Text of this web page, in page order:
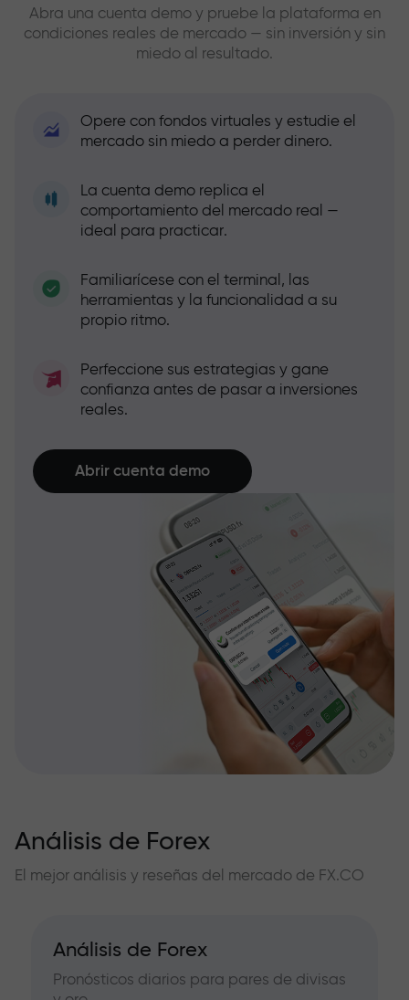
Abra una cuenta demo y pruebe la plataforma en
condiciones reales de mercado — sin inversión y sin
miedo al resultado.
Opere con fondos virtuales y estudie el
mercado sin miedo a perder dinero.
La cuenta demo replica el
comportamiento del mercado real —
ideal para practicar.
Familiarícese con el terminal, las
herramientas y la funcionalidad a su
propio ritmo.
Perfeccione sus estrategias y gane
confianza antes de pasar a inversiones
reales.
Abrir cuenta demo
Análisis de Forex
El mejor análisis y reseñas del mercado de FX.CO
Análisis de Forex
Pronósticos diarios para pares de divisas